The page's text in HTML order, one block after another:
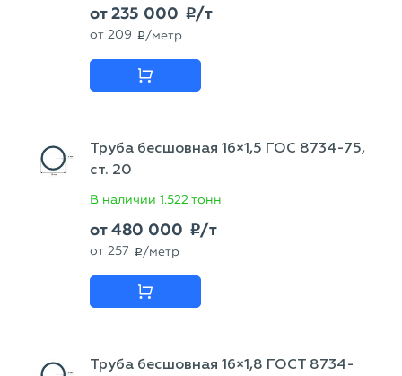
от235 000 p/т
от 209 p /метр
Труба бесшовная 16×1,5 ГОС 8734-75,
ст. 20
В наличии 1.522 тонн
от480 000 p/т
от 257 p /метр
Труба бесшовная 16×1,8 ГОСТ 8734-